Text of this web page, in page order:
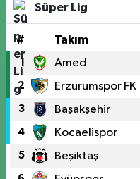
Süper Lig
# Takım
1 Amed
2 Erzurumspor FK
3 Başakşehir
4 Kocaelispor
5 Beşiktaş